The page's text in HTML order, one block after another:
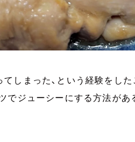
しまった、という経験をし
でジューシーにする方法が